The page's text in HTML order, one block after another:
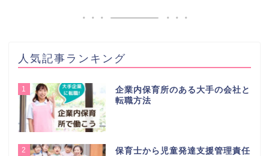
人気記事ランキング
1
企業内保育所のある大手の会社と
転職方法
2
保育士から児童発達支援管理責任